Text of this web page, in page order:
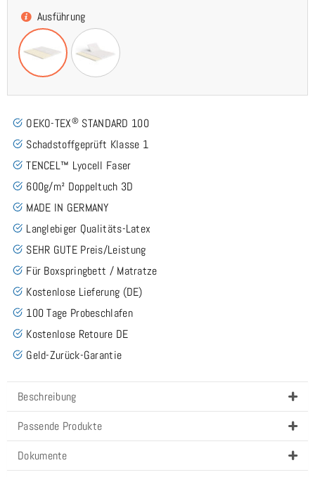
Ausführung
OEKO-TEX® STANDARD 100
Schadstoffgeprüft Klasse 1
TENCEL™ Lyocell Faser
600g/m² Doppeltuch 3D
MADE IN GERMANY
Langlebiger Qualitäts-Latex
SEHR GUTE Preis/Leistung
Für Boxspringbett / Matratze
Kostenlose Lieferung (DE)
100 Tage Probeschlafen
Kostenlose Retoure DE
Geld-Zurück-Garantie
Beschreibung
Passende Produkte
Dokumente